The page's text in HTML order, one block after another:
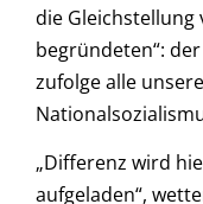
die Gleichstellung
begründeten“:
zufolge alle
„Differenz wird
aufgeladen“,